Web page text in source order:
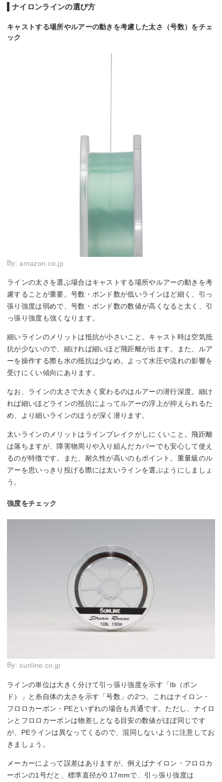
ナイロンラインの選び方
キャストする場所やルアーの動きを考慮した太さ（号数）をチェ
ック
By:amazon.co.jp
ラインの太さを選ぶ場合はキャストする場所やルアーの動きを考
慮することが重要。号数・ポンド数が低いラインほど細く、引っ
張り強度は弱めで、号数・ポンド数の数値が高くなると太く、引
っ張り強度も強くなります。
細いラインのメリットは抵抗が小さいこと。キャスト時は空気抵
抗が少ないので、細ければ細いほど飛距離が出ます。また、ルア
ーを操作する際も水の抵抗は少なめ。よって水圧や流れの影響を
受けにくい傾向にあります。
なお、ラインの太さで大きく変わるのはルアーの潜行深度。細け
れば細いほどラインの抵抗によってルアーの浮上が抑えられるた
め、より細いラインのほうが深く潜ります。
太いラインのメリットはラインブレイクがしにくいこと。飛距離
は落ちますが、障害物周りや入り組んだカバーでも安心して使え
るのが特徴です。また、耐久性が高いのもポイント。重量級のル
アーを思いっきり投げる際には太いラインを選ぶようにしましょ
う。
強度をチェック
By:sunline.co.jp
ラインの単位は大きく分けて引っ張り強度を示す「lb（ポン
ド）」と糸自体の太さを示す「号数」の2つ。これはナイロン・
フロロカーボン・PEといずれの場合も共通です。ただし、ナイロ
ンとフロロカーボンは物差しとなる目安の数値がほぼ同じです
が、PEラインは異なってくるので、混同しないように注意してお
きましょう。
メーカーによって誤差はありますが、例えばナイロン・フロロカ
ーボンの1号だと、標準直径が0.17mmで、引っ張り強度は